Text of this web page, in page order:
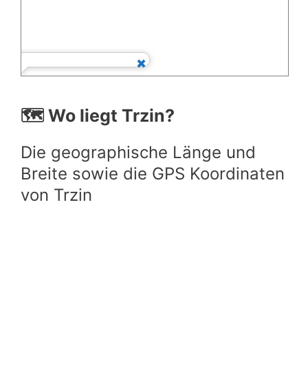
🗺️ Wo liegt Trzin?
Die geographische Länge und
Breite sowie die GPS Koordinaten
von Trzin